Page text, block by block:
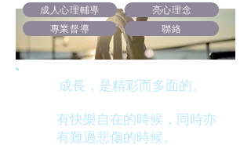
成人心理輔導
專業督導
亮心理念
聯絡
成長，是精彩而多面的。
有快樂自在的時候，同時亦
有難過悲傷的時候。